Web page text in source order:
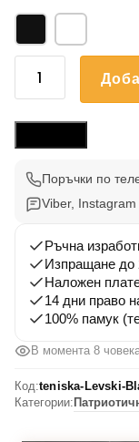
количество
Левски
Поръчки по
Viber,
Ръчна
Изпращане до
Наложен
14 дни право
100% памук
В момента 8
Код:teniska-Levski-
Категории: